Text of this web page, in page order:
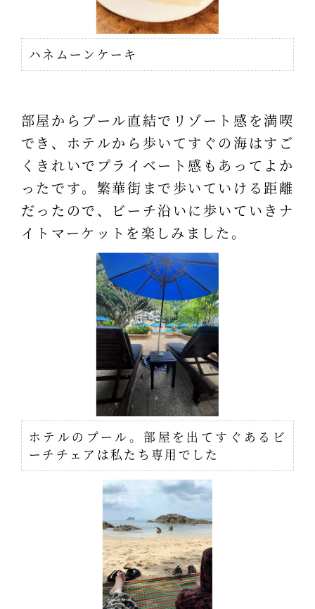
ハネムーンケーキ
部屋からプール直結でリゾート感を満喫
でき、ホテルから歩いてすぐの海はすご
くきれいでプライベート感もあってよか
ったです。繁華街まで歩いていける距離
だったので、ビーチ沿いに歩いていきナ
イトマーケットを楽しみました。
ホテルのプール。部屋を出てすぐあるビ
ーチチェアは私たち専用でした